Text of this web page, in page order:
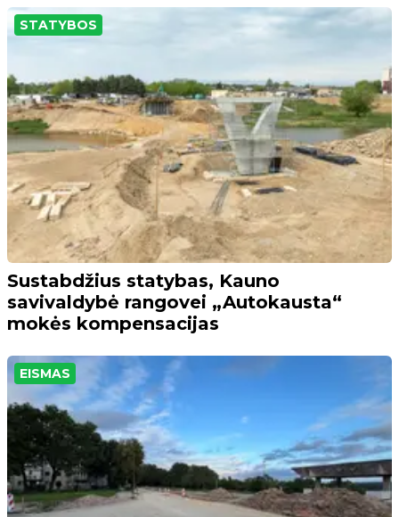
STATYBOS
Sustabdžius statybas, Kauno
savivaldybė rangovei „Autokausta“
mokės kompensacijas
EISMAS